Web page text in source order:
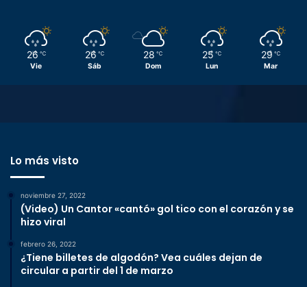
26 ℃
Vie
26 ℃
Sáb
28 ℃
Dom
25 ℃
Lun
29 ℃
Mar
Lo más visto
noviembre 27, 2022
(Video) Un Cantor «cantó» gol tico con el corazón y se
hizo viral
febrero 26, 2022
¿Tiene billetes de algodón? Vea cuáles dejan de
circular a partir del 1 de marzo